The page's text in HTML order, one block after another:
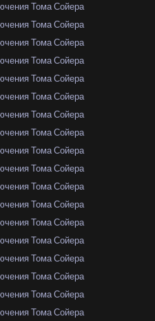
Тома Сойера
Тома Сойера
Тома Сойера
Тома Сойера
Тома Сойера
Тома Сойера
Тома Сойера
Тома Сойера
Тома Сойера
Тома Сойера
Тома Сойера
Тома Сойера
Тома Сойера
Тома Сойера
Тома Сойера
Тома Сойера
Тома Сойера
Тома Сойера